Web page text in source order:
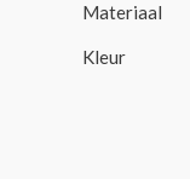
Materiaal
Kleur